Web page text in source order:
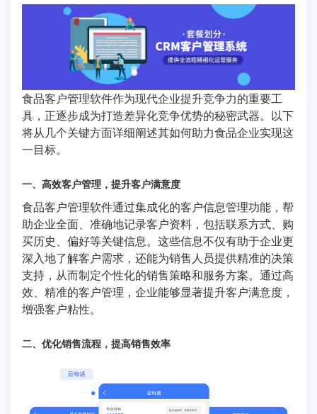
食品客户管理软件作为现代企业提升竞争力的重要工
具，正逐步成为打造差异化竞争优势的秘密武器。以下
将从几个关键方面详细阐述其如何助力食品企业实现这
一目标。
一、高效客户管理，提升客户满意度
食品客户管理软件通过集成化的客户信息管理功能，帮
助企业全面、准确地记录客户资料，包括联系方式、购
买历史、偏好等关键信息。这些信息不仅有助于企业更
深入地了解客户需求，还能为销售人员提供精准的决策
支持，从而制定个性化的销售策略和服务方案。通过高
效、精准的客户管理，企业能够显著提升客户满意度，
增强客户粘性。
二、优化销售流程，提高销售效率